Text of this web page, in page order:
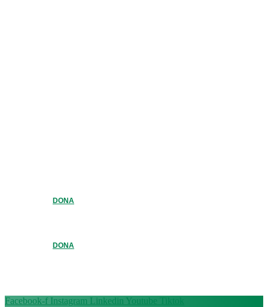
DONA
DONA
Facebook-f Instagram Linkedin Youtube Tiktok